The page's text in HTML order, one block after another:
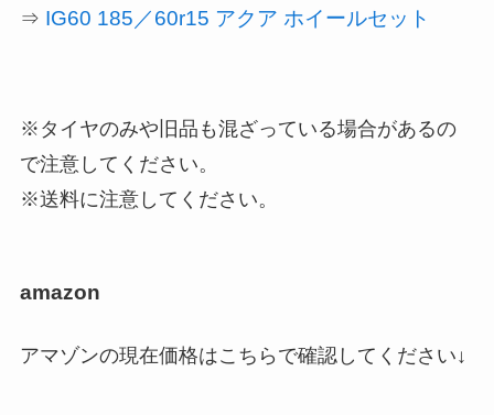
⇒ IG60 185／60r15 アクア ホイールセット
※タイヤのみや旧品も混ざっている場合があるの
で注意してください。
※送料に注意してください。
amazon
アマゾンの現在価格はこちらで確認してください↓